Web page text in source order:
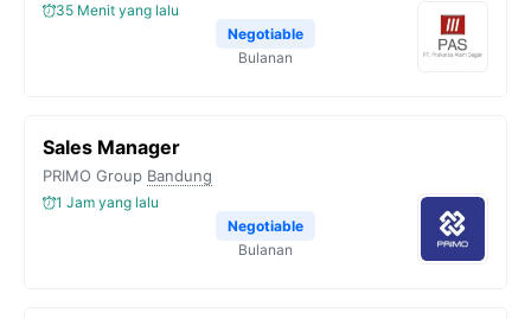
35 Menit yang lalu
Negotiable
Bulanan
Sales Manager
PRIMO Group Bandung
1 Jam yang lalu
Negotiable
Bulanan